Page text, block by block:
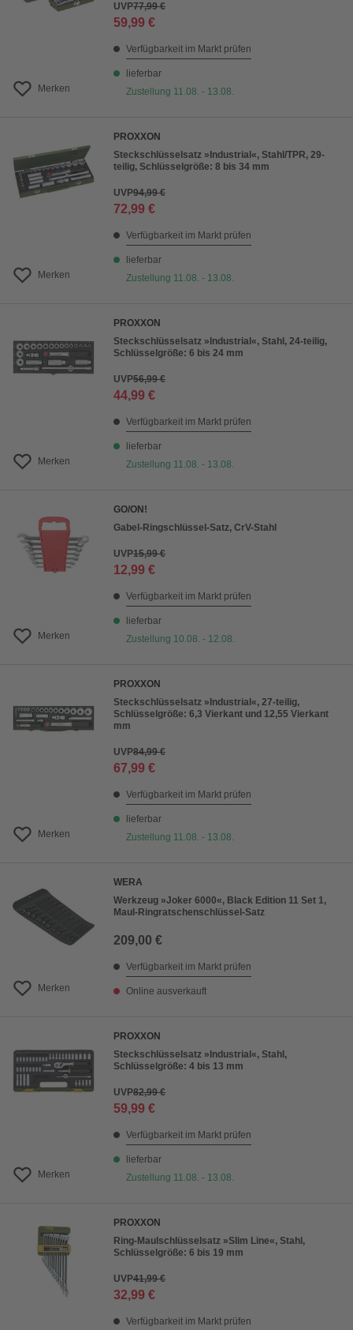
Merken
UVP77,99 €
59,99 €
Verfügbarkeit im Markt prüfen
lieferbar
Zustellung 11.08. - 13.08.
Merken
PROXXON
Steckschlüsselsatz »Industrial«, Stahl/TPR, 29-
teilig, Schlüsselgröße: 8 bis 34 mm
UVP94,99 €
72,99 €
Verfügbarkeit im Markt prüfen
lieferbar
Zustellung 11.08. - 13.08.
Merken
PROXXON
Steckschlüsselsatz »Industrial«, Stahl, 24-teilig,
Schlüsselgröße: 6 bis 24 mm
UVP56,99 €
44,99 €
Verfügbarkeit im Markt prüfen
lieferbar
Zustellung 11.08. - 13.08.
Merken
GO/ON!
Gabel-Ringschlüssel-Satz, CrV-Stahl
UVP15,99 €
12,99 €
Verfügbarkeit im Markt prüfen
lieferbar
Zustellung 10.08. - 12.08.
Merken
PROXXON
Steckschlüsselsatz »Industrial«, 27-teilig,
Schlüsselgröße: 6,3 Vierkant und 12,55 Vierkant
mm
UVP84,99 €
67,99 €
Verfügbarkeit im Markt prüfen
lieferbar
Zustellung 11.08. - 13.08.
Merken
WERA
Werkzeug »Joker 6000«, Black Edition 11 Set 1,
Maul-Ringratschenschlüssel-Satz
209,00 €
Verfügbarkeit im Markt prüfen
Online ausverkauft
Merken
PROXXON
Steckschlüsselsatz »Industrial«, Stahl,
Schlüsselgröße: 4 bis 13 mm
UVP82,99 €
59,99 €
Verfügbarkeit im Markt prüfen
lieferbar
Zustellung 11.08. - 13.08.
PROXXON
Ring-Maulschlüsselsatz »Slim Line«, Stahl,
Schlüsselgröße: 6 bis 19 mm
UVP41,99 €
32,99 €
Verfügbarkeit im Markt prüfen